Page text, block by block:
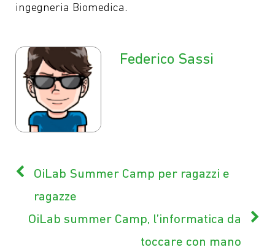
ingegneria Biomedica.
Federico Sassi
OiLab Summer Camp per ragazzi e
ragazze
OiLab summer Camp, l’informatica da
toccare con mano